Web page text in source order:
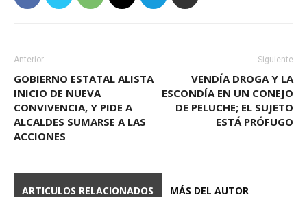
Anterior
GOBIERNO ESTATAL ALISTA
INICIO DE NUEVA
CONVIVENCIA, Y PIDE A
ALCALDES SUMARSE A LAS
ACCIONES
Siguiente
VENDÍA DROGA Y LA
ESCONDÍA EN UN CONEJO
DE PELUCHE; EL SUJETO
ESTÁ PRÓFUGO
ARTICULOS RELACIONADOS MÁS DEL AUTOR